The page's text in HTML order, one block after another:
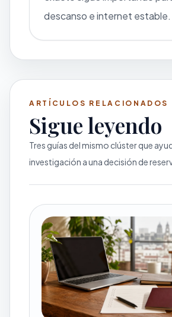
descanso e internet estable.
ARTÍCULOS RELACIONADOS
Sigue leyendo
Tres guías del mismo clúster que
investigación a una decisión de